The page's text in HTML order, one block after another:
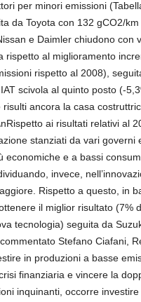
per minori emissioni
da Toyota con 132 gCO2/
e Daimler chiudono con
rispetto al miglioramento
rispetto al 2008),
scivola al quinto posto (-
ancora la casa
ai risultati relativi al
stanziati da vari
economiche e a bassi
invece,
Rispetto a questo, in
il miglior risultato (7%
tecnologia) seguita da
Stefano Ciafani,
in produzioni a basse
finanziaria e vincere la
inquinanti, occorre